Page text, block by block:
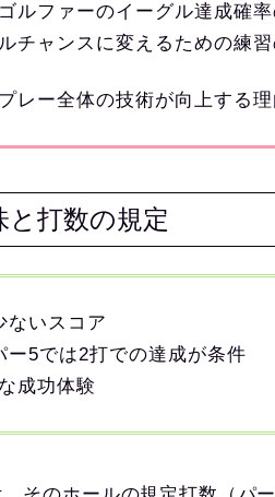
ルファーのイーグル達成確
チャンスに変えるための練習
レー全体の技術が向上する理
打数の規定
ないスコア
5では2打での達成が条件
成功体験